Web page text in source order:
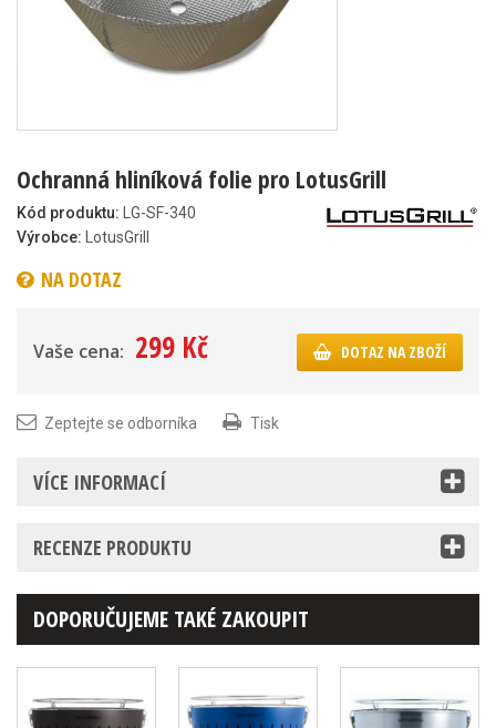
Ochranná hliníková folie pro LotusGrill
Kód produktu:
LG-SF-340
Výrobce:
LotusGrill
NA DOTAZ
Vaše cena: 299 Kč DOTAZ NA ZBOŽÍ
Zeptejte se odborníka Tisk
VÍCE INFORMACÍ
RECENZE PRODUKTU
DOPORUČUJEME TAKÉ ZAKOUPIT